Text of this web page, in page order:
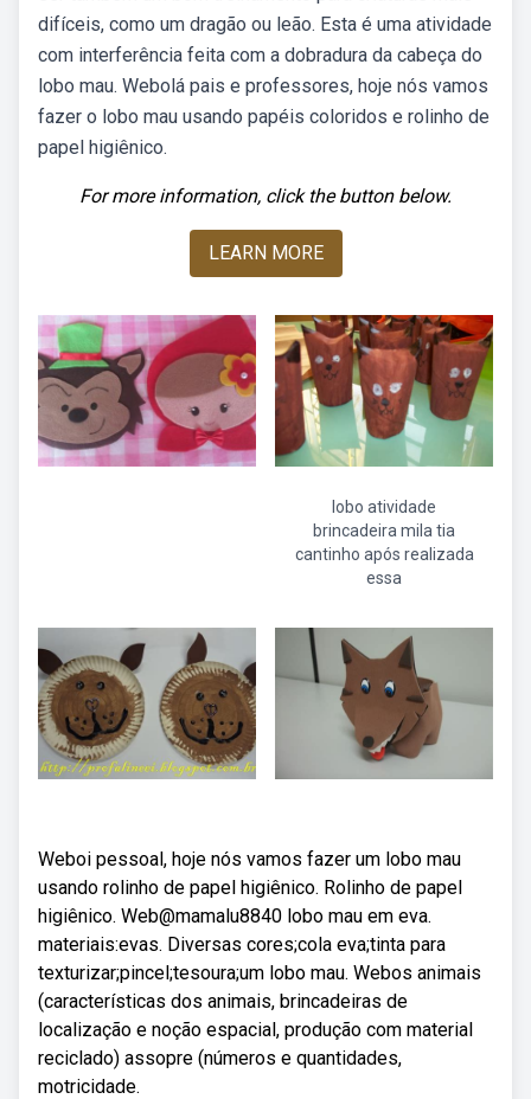
difíceis, como um dragão ou leão. Esta é uma atividade
com interferência feita com a dobradura da cabeça do
lobo mau. Webolá pais e professores, hoje nós vamos
fazer o lobo mau usando papéis coloridos e rolinho de
papel higiênico.
For more information, click the button below.
LEARN MORE
lobo atividade
brincadeira mila tia
cantinho após realizada
essa
Weboi pessoal, hoje nós vamos fazer um lobo mau
usando rolinho de papel higiênico. Rolinho de papel
higiênico. Web@mamalu8840 lobo mau em eva.
materiais:evas. Diversas cores;cola eva;tinta para
texturizar;pincel;tesoura;um lobo mau. Webos animais
(características dos animais, brincadeiras de
localização e noção espacial, produção com material
reciclado) assopre (números e quantidades,
motricidade.